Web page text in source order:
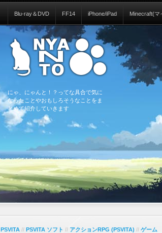
にゃ、にゃんと！？ってな具合で気に
なったことやおもしろそうなことをま
とめて紹介していきます
Blu-ray＆DVD FF14 iPhone/iPad Minecraft(マ
PSVITA // PSVITA ソフト // アクションRPG (PSVITA) // ゲーム